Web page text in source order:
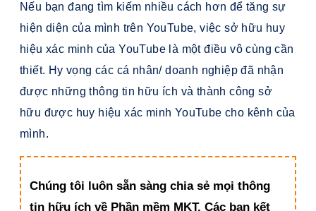
Nếu bạn đang tìm kiếm nhiều cách hơn để tăng sự
hiện diện của mình trên YouTube, việc sở hữu huy
hiệu xác minh của YouTube là một điều vô cùng cần
thiết. Hy vọng các cá nhân/ doanh nghiệp đã nhận
được những thông tin hữu ích và thành công sở
hữu được huy hiệu xác minh YouTube cho kênh của
mình.
Chúng tôi luôn sẵn sàng chia sẻ mọi thông
tin hữu ích về Phần mềm MKT. Các bạn kết